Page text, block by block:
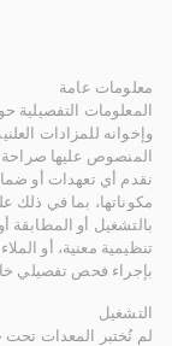
معلومات عامة
المعلومات
وإخوانه للمزادات
المنصوص عليها
نقدم أي تعهدات أو
مكوناتها، بما في ذلك
بالتشغيل أو المطابقة
تنظيمية معنية، أو
بإجراء فحص تفصيلي
التشغيل
لم تُختبر المعدات